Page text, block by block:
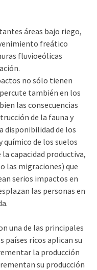
áreas bajo riego,
freático
fluvioeólicas
no sólo tienen
también en los
las consecuencias
de la fauna y
disponibilidad de los
químico de los suelos
capacidad productiva,
las migraciones) que
serios impactos en
las personas en
una de las principales
países ricos aplican su
la producción
su producción